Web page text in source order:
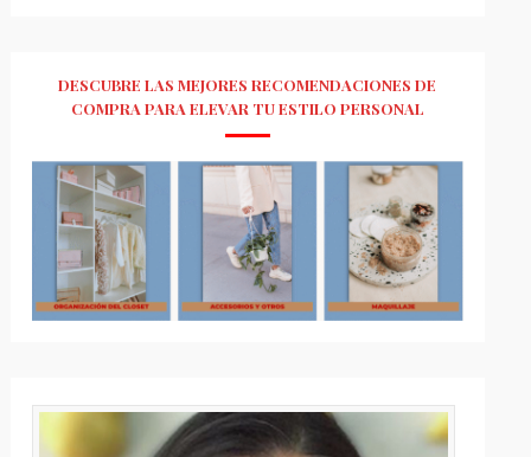
DESCUBRE LAS MEJORES RECOMENDACIONES DE
COMPRA PARA ELEVAR TU ESTILO PERSONAL